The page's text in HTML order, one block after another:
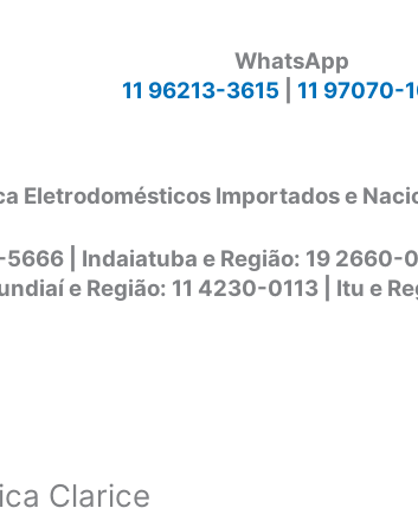
WhatsApp
11 96213-3615
11 97070-
Eletrodomésticos Importados e
5666 | Indaiatuba e Região: 19
e Região: 11 4230-0113 | Itu e
Clarice